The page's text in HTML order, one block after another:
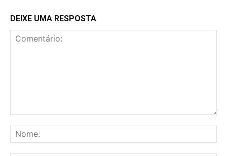
DEIXE UMA RESPOSTA